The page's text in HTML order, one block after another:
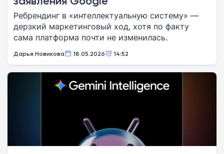
Ребрендинг в «интеллектуальную систему» —
дерзкий маркетинговый ход, хотя по факту
сама платформа почти не изменилась.
Дарья Новикова 18.05.2026 14:52